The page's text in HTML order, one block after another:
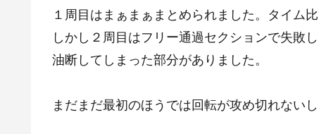
１周目はまぁまぁまとめられました。タイム
しかし２周目はフリー通過セクションで失敗
油断してしまった部分がありました。
まだまだ最初のほうでは回転が攻め切れない